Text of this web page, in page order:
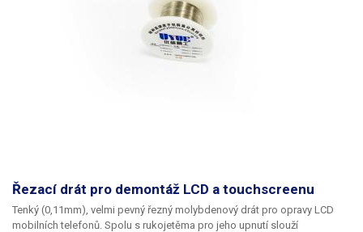
Řezací drát pro demontáž LCD a touchscreenu
Tenký (0,11mm), velmi pevný řezný molybdenový drát pro opravy LCD
mobilních telefonů. Spolu s rukojetěma pro jeho upnutí slouží